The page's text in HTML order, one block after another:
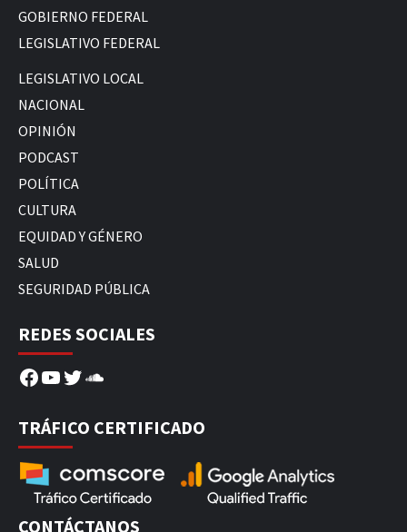
GOBIERNO FEDERAL
LEGISLATIVO FEDERAL
LEGISLATIVO LOCAL
NACIONAL
OPINIÓN
PODCAST
POLÍTICA
CULTURA
EQUIDAD Y GÉNERO
SALUD
SEGURIDAD PÚBLICA
REDES SOCIALES
Facebook
YouTube
Twitter
SoundCloud
TRÁFICO CERTIFICADO
CONTÁCTANOS